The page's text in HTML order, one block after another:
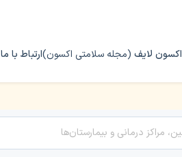
اکسون لایف (مجله سلامتی اکسون)ارتباط با ما